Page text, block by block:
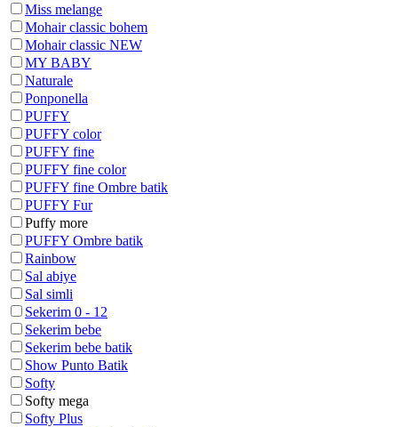
Miss melange
Mohair classic bohem
Mohair classic NEW
MY BABY
Naturale
Ponponella
PUFFY
PUFFY color
PUFFY fine
PUFFY fine color
PUFFY fine Ombre batik
PUFFY Fur
Puffy more
PUFFY Ombre batik
Rainbow
Sal abiye
Sal simli
Sekerim 0 - 12
Sekerim bebe
Sekerim bebe batik
Show Punto Batik
Softy
Softy mega
Softy Plus